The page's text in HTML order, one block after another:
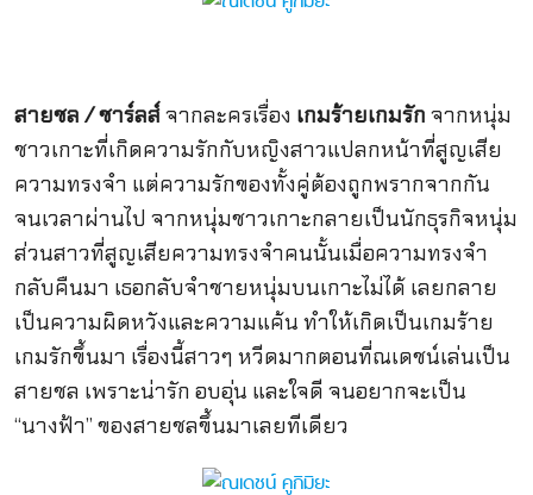
สายชล / ชาร์ลส์จากละครเรื่อง เกมร้ายเกมรัก จากหนุ่ม
ชาวเกาะที่เกิดความรักกับหญิงสาวแปลกหน้าที่สูญเสีย
ความทรงจำ แต่ความรักของทั้งคู่ต้องถูกพรากจากกัน
จนเวลาผ่านไป จากหนุ่มชาวเกาะกลายเป็นนักธุรกิจหนุ่ม
ส่วนสาวที่สูญเสียความทรงจำคนนั้นเมื่อความทรงจำ
กลับคืนมา เธอกลับจำชายหนุ่มบนเกาะไม่ได้ เลยกลาย
เป็นความผิดหวังและความแค้น ทำให้เกิดเป็นเกมร้าย
เกมรักขึ้นมา เรื่องนี้สาวๆ หวีดมากตอนที่ณเดชน์เล่นเป็น
สายชล เพราะน่ารัก อบอุ่น และใจดี จนอยากจะเป็น
“นางฟ้า” ของสายชลขึ้นมาเลยทีเดียว